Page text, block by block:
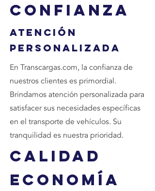
Confianza
Atención
Personalizada
En Transcargas.com, la confianza de
nuestros clientes es primordial.
Brindamos atención personalizada para
satisfacer sus necesidades específicas
en el transporte de vehículos. Su
tranquilidad es nuestra prioridad.
Calidad
Economía